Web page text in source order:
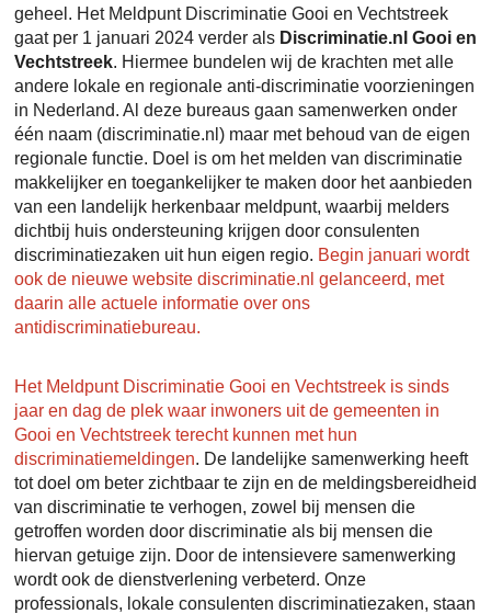
geheel. Het Meldpunt Discriminatie Gooi en Vechtstreek
gaat per 1 januari 2024 verder als Discriminatie.nl Gooi en
Vechtstreek. Hiermee bundelen wij de krachten met alle
andere lokale en regionale anti-discriminatie voorzieningen
in Nederland. Al deze bureaus gaan samenwerken onder
één naam (discriminatie.nl) maar met behoud van de eigen
regionale functie. Doel is om het melden van discriminatie
makkelijker en toegankelijker te maken door het aanbieden
van een landelijk herkenbaar meldpunt, waarbij melders
dichtbij huis ondersteuning krijgen door consulenten
discriminatiezaken uit hun eigen regio. Begin januari wordt
ook de nieuwe website discriminatie.nl gelanceerd, met
daarin alle actuele informatie over ons
antidiscriminatiebureau.
Het Meldpunt Discriminatie Gooi en Vechtstreek is sinds
jaar en dag de plek waar inwoners uit de gemeenten in
Gooi en Vechtstreek terecht kunnen met hun
discriminatiemeldingen. De landelijke samenwerking heeft
tot doel om beter zichtbaar te zijn en de meldingsbereidheid
van discriminatie te verhogen, zowel bij mensen die
getroffen worden door discriminatie als bij mensen die
hiervan getuige zijn. Door de intensievere samenwerking
wordt ook de dienstverlening verbeterd. Onze
professionals, lokale consulenten discriminatiezaken, staan